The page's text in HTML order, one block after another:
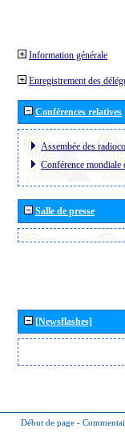
Information générale
Enregistrement des
Conférences relatives
Assembée des
Conférence
Salle de presse
[Newsflashes]
Début de page -